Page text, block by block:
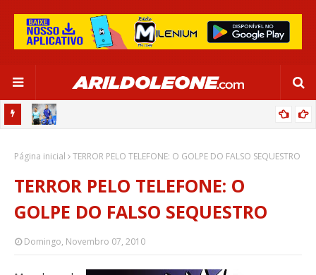
SALVADOR
Página inicial TERROR PELO TELEFONE: O GOLPE DO FALSO SEQUESTRO
TERROR PELO TELEFONE: O
GOLPE DO FALSO SEQUESTRO
Domingo, Novembro 07, 2010